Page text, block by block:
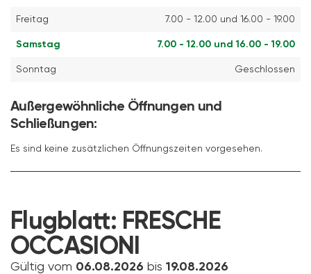
Freitag 7.00 - 12.00 und 16.00 - 19.00
Samstag 7.00 - 12.00 und 16.00 - 19.00
Sonntag Geschlossen
Außergewöhnliche Öffnungen und
Schließungen:
Es sind keine zusätzlichen Öffnungszeiten vorgesehen.
Flugblatt: FRESCHE
OCCASIONI
Gültig vom 06.08.2026 bis 19.08.2026